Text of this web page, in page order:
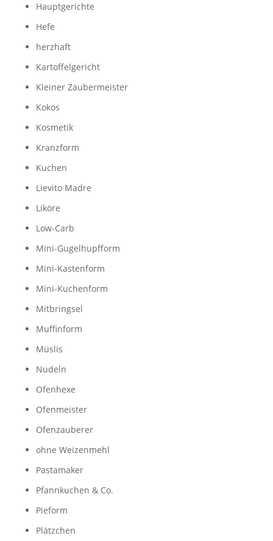
Hauptgerichte
Hefe
herzhaft
Kartoffelgericht
Kleiner Zaubermeister
Kokos
Kosmetik
Kranzform
Kuchen
Lievito Madre
Liköre
Low-Carb
Mini-Gugelhupfform
Mini-Kastenform
Mini-Kuchenform
Mitbringsel
Muffinform
Müslis
Nudeln
Ofenhexe
Ofenmeister
Ofenzauberer
ohne Weizenmehl
Pastamaker
Pfannkuchen & Co.
Pieform
Plätzchen